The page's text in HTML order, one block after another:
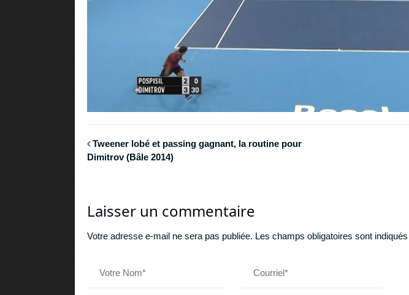
Tweener lobé et passing gagnant, la routine pour
Dimitrov (Bâle 2014)
Laisser un commentaire
Votre adresse e-mail ne sera pas publiée. Les champs obligatoires sont